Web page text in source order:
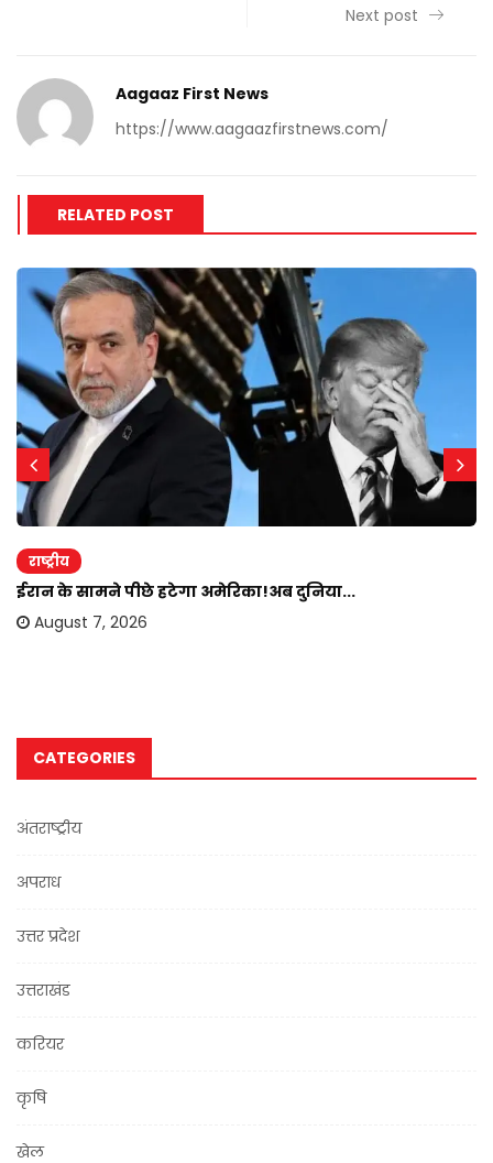
Next post
Aagaaz First News
https://www.aagaazfirstnews.com/
RELATED POST
राष्ट्रीय
ईरान के सामने पीछे हटेगा अमेरिका!अब दुनिया...
August 7, 2026
CATEGORIES
अंतराष्ट्रीय
अपराध
उत्तर प्रदेश
उत्तराखंड
करियर
कृषि
खेल